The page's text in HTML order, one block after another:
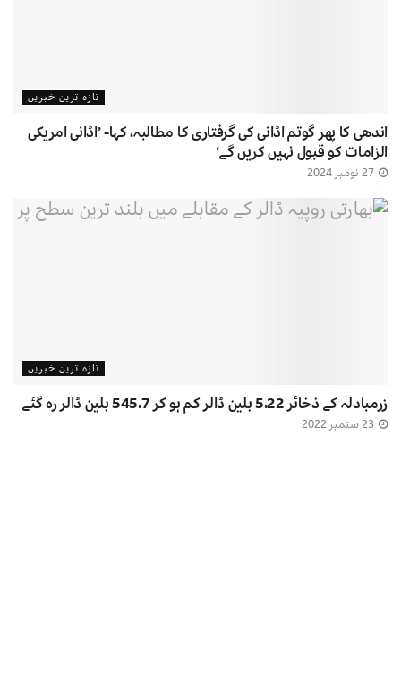
تازہ ترین خبریں
اندھی کا پھر گوتم اڈانی کی گرفتاری کا مطالبہ، کہا- ’اڈانی امریکی
الزامات کو قبول نہیں کریں گے‘
تازہ ترین خبریں
زرمبادلہ کے ذخائر 5.22 بلین ڈالر کم ہو کر 545.7 بلین ڈالر رہ گئے